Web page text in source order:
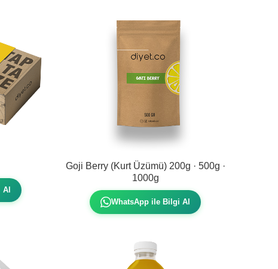
Goji Berry (Kurt Üzümü) 200g · 500g ·
1000g
WhatsApp ile Bilgi Al